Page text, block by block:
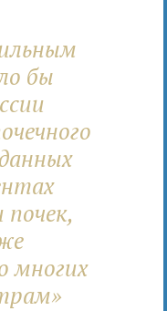
бы
почек,
многих